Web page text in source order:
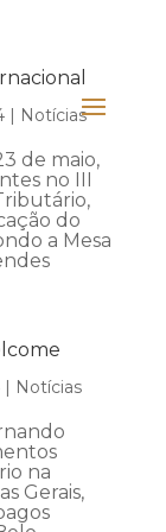
| Notícias
de maio,
no III
do
a Mesa
| Notícias
na
Gerais,